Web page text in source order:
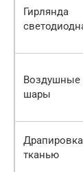
Гирлянда
Воздушные
шары
Драпировка
тканью